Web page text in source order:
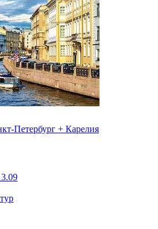
Петербург + Карелия